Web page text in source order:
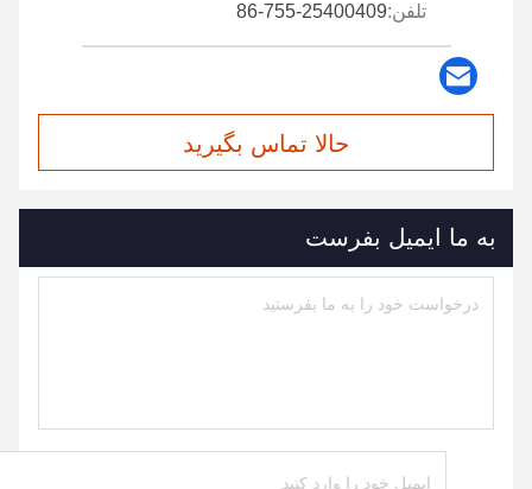
تلفن:86-755-25400409
حالا تماس بگیرید
به ما ایمیل بفرست